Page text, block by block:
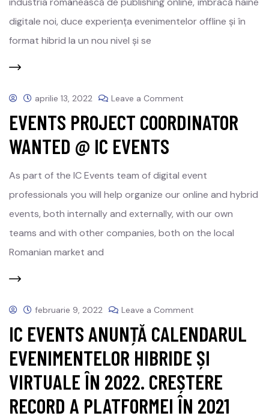
digitale noi, duce experiența evenimentelor offline și în
format hibrid la un nou nivel și se
aprilie 13, 2022 Leave a Comment
EVENTS PROJECT COORDINATOR
WANTED @ IC EVENTS
As part of the IC Events team of digital event
professionals you will help organize our online and hybrid
events, both internally and externally, with our own
teams and with other companies, both on the local
Romanian market and
februarie 9, 2022 Leave a Comment
IC EVENTS ANUNȚĂ CALENDARUL
EVENIMENTELOR HIBRIDE ȘI
VIRTUALE ÎN 2022. CREȘTERE
RECORD A PLATFORMEI ÎN 2021